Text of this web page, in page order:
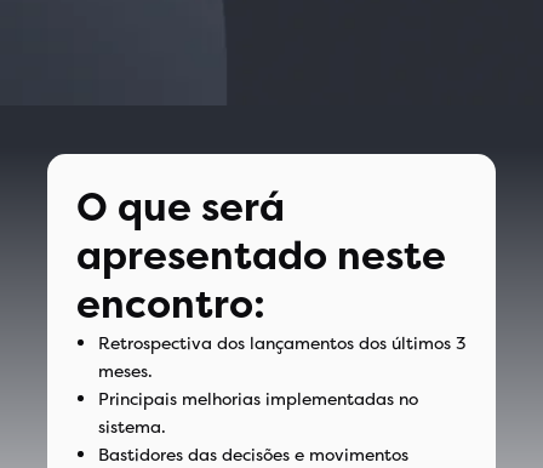
O que será
apresentado neste
encontro:
Retrospectiva dos lançamentos dos últimos 3
meses.
Principais melhorias implementadas no
sistema.
Bastidores das decisões e movimentos